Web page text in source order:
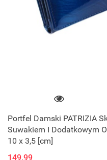
Portfel Damski PATRIZIA
Suwakiem I Dodatkowym
10 x 3,5 [cm]
149.99